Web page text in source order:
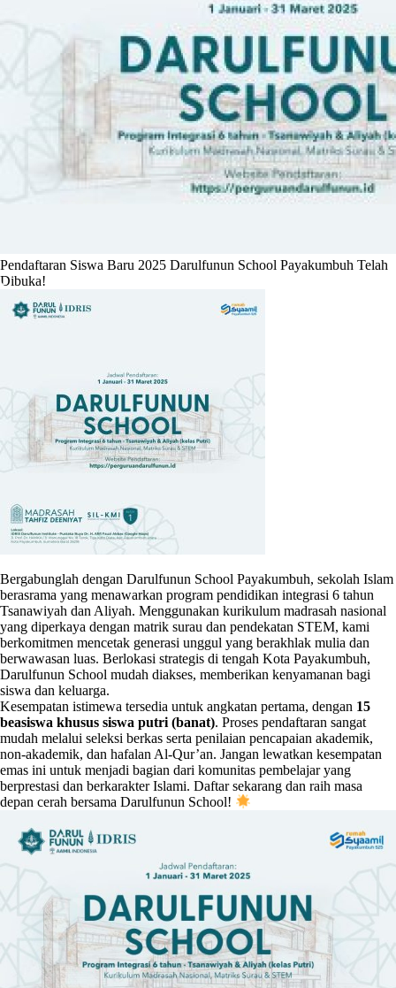
Pendaftaran Siswa Baru 2025 Darulfunun School Payakumbuh Telah
Dibuka!
Bergabunglah dengan Darulfunun School Payakumbuh, sekolah Islam
berasrama yang menawarkan program pendidikan integrasi 6 tahun
Tsanawiyah dan Aliyah. Menggunakan kurikulum madrasah nasional
yang diperkaya dengan matrik surau dan pendekatan STEM, kami
berkomitmen mencetak generasi unggul yang berakhlak mulia dan
berwawasan luas. Berlokasi strategis di tengah Kota Payakumbuh,
Darulfunun School mudah diakses, memberikan kenyamanan bagi
siswa dan keluarga.
Kesempatan istimewa tersedia untuk angkatan pertama, dengan 15
beasiswa khusus siswa putri (banat). Proses pendaftaran sangat
mudah melalui seleksi berkas serta penilaian pencapaian akademik,
non-akademik, dan hafalan Al-Qur’an. Jangan lewatkan kesempatan
emas ini untuk menjadi bagian dari komunitas pembelajar yang
berprestasi dan berkarakter Islami. Daftar sekarang dan raih masa
depan cerah bersama Darulfunun School!